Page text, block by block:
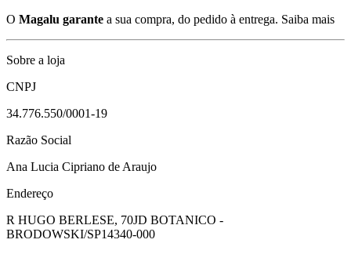
O Magalu garante a sua compra, do pedido à entrega. Saiba mais
Sobre a loja
CNPJ
34.776.550/0001-19
Razão Social
Ana Lucia Cipriano de Araujo
Endereço
R HUGO BERLESE, 70JD BOTANICO -
BRODOWSKI/SP14340-000